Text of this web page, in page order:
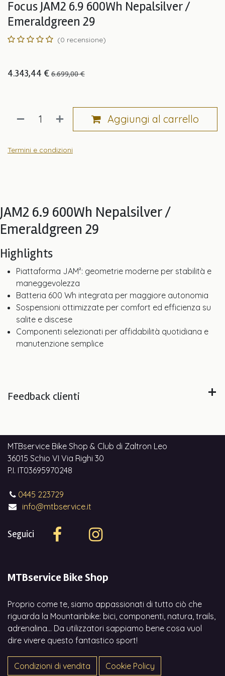
Focus JAM2 6.9 600Wh Nepalsilver /
Emeraldgreen 29
(0 recensione)
4.343,44 € 6.699,00€
Aggiungi al carrello
Termini e condizioni
JAM2 6.9 600Wh Nepalsilver /
Emeraldgreen 29
Highlights
Piattaforma JAM²: geometrie moderne per stabilità e
maneggevolezza
Batteria 600 Wh integrata per maggiore autonomia
Sospensioni ottimizzate per comfort ed efficienza su
salite e discese
Componenti selezionati per affidabilità quotidiana e
manutenzione semplice
Feedback clienti
MTBservice Bike Shop & Club di Zaltron Leo
36015 Schio VI Via Righi 30
P.I. IT03695970248
0445 223729
info@mtbservice.it
Seguici
MTBservice Bike Shop
Proprio come te, siamo appassionati di tutto ciò che
riguarda la Mountainbike: bici, componenti, natura, trails,
adrenalina... Da utilizzatori sappiamo bene cosa vuol
dire vivere questo fantastico sport!
Condizioni di vendita Cookie Policy